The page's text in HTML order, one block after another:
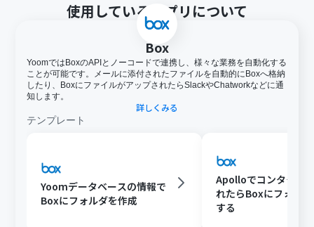
使用しているアプリについて
Box
YoomではBoxのAPIとノーコードで連携し、様々な業務を自動化する
ことが可能です。メールに添付されたファイルを自動的にBoxへ格納
したり、BoxにファイルがアップされたらSlackやChatworkなどに通
知します。
詳しくみる
テンプレート
Yoomデータベースの情報で
Boxにフォルダを作成
Apolloでコンタクト
れたらBoxにフォル
する